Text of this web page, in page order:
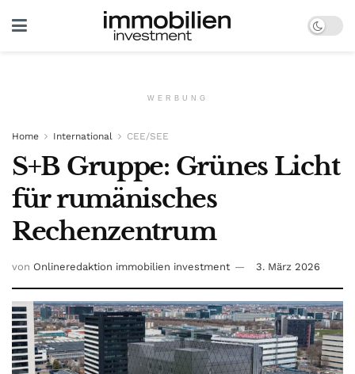
WERBUNG
Home International CEE/SEE
S+B Gruppe: Grünes Licht
für rumänisches
Rechenzentrum
von Onlineredaktion immobilien investment 3. März 2026